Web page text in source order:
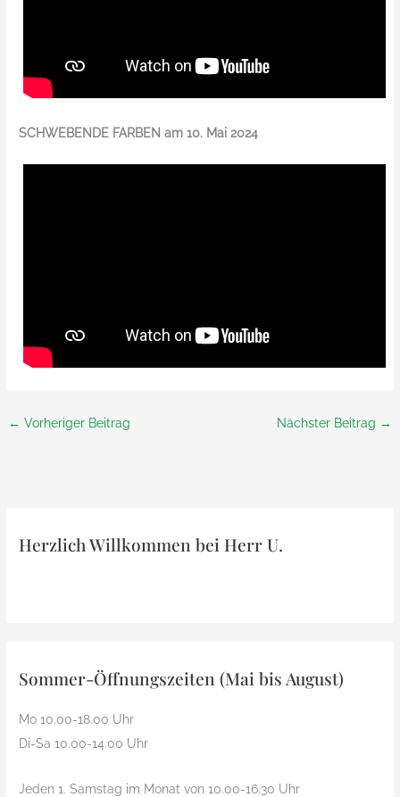
SCHWEBENDE FARBEN am 10. Mai 2024
← Vorheriger Beitrag Nächster Beitrag →
Herzlich Willkommen bei Herr U.
Sommer-Öffnungszeiten (Mai bis August)
Mo 10.00-18.00 Uhr
Di-Sa 10.00-14.00 Uhr
Jeden 1. Samstag im Monat von 10.00-16.30 Uhr